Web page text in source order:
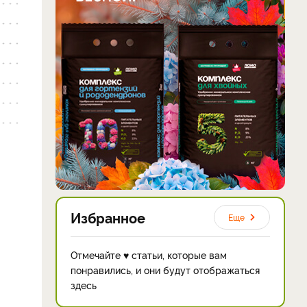
Избранное Еще
Отмечайте ♥ статьи, которые вам
понравились, и они будут отображаться
здесь